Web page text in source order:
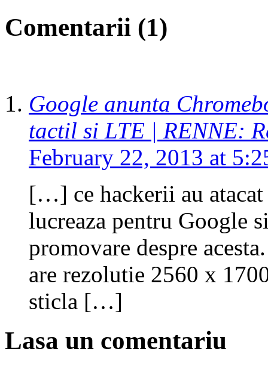
Comentarii (1)
Google anunta
tactil si LTE | RENNE:
February 22, 2013 at
[…] ce hackerii au atacat
lucreaza pentru Google
promovare despre
are rezolutie 2560 x
sticla […]
Lasa un comentariu